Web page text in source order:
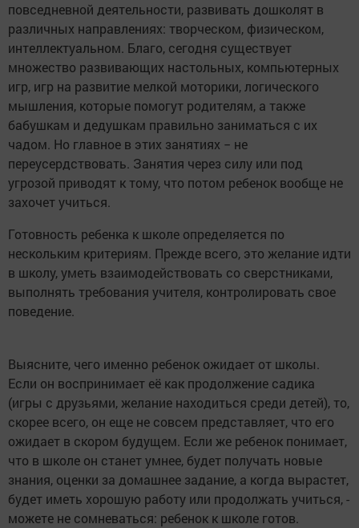
повседневной деятельности, развивать дошколят в
различных направлениях: творческом, физическом,
интеллектуальном. Благо, сегодня существует
множество развивающих настольных, компьютерных
игр, игр на развитие мелкой моторики, логического
мышления, которые помогут родителям, а также
бабушкам и дедушкам правильно заниматься с их
чадом. Но главное в этих занятиях − не
переусердствовать. Занятия через силу или под
угрозой приводят к тому, что потом ребенок вообще не
захочет учиться.
Готовность ребенка к школе определяется по
нескольким критериям. Прежде всего, это желание идти
в школу, уметь взаимодействовать со сверстниками,
выполнять требования учителя, контролировать свое
поведение.
Выясните, чего именно ребенок ожидает от школы.
Если он воспринимает её как продолжение садика
(игры с друзьями, желание находиться среди детей), то,
скорее всего, он еще не совсем представляет, что его
ожидает в скором будущем. Если же ребенок понимает,
что в школе он станет умнее, будет получать новые
знания, оценки за домашнее задание, а когда вырастет,
будет иметь хорошую работу или продолжать учиться, -
можете не сомневаться: ребенок к школе готов.